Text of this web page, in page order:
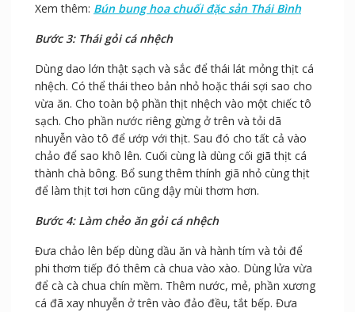
Xem thêm: Bún bung hoa chuối đặc sản Thái Bình
Bước 3: Thái gỏi cá nhệch
Dùng dao lớn thật sạch và sắc để thái lát mỏng thịt cá
nhệch. Có thể thái theo bản nhỏ hoặc thái sợi sao cho
vừa ăn. Cho toàn bộ phần thịt nhệch vào một chiếc tô
sạch. Cho phần nước riêng gừng ở trên và tỏi dã
nhuyễn vào tô để ướp với thịt. Sau đó cho tất cả vào
chảo để sao khô lên. Cuối cùng là dùng cối giã thịt cá
thành chà bông. Bổ sung thêm thính giã nhỏ cùng thịt
để làm thịt tơi hơn cũng dậy mùi thơm hơn.
Bước 4: Làm chẻo ăn gỏi cá nhệch
Đưa chảo lên bếp dùng dầu ăn và hành tím và tỏi để
phi thơm tiếp đó thêm cà chua vào xào. Dùng lửa vừa
để cà cà chua chín mềm. Thêm nước, mẻ, phần xương
cá đã xay nhuyễn ở trên vào đảo đều, tắt bếp. Đưa